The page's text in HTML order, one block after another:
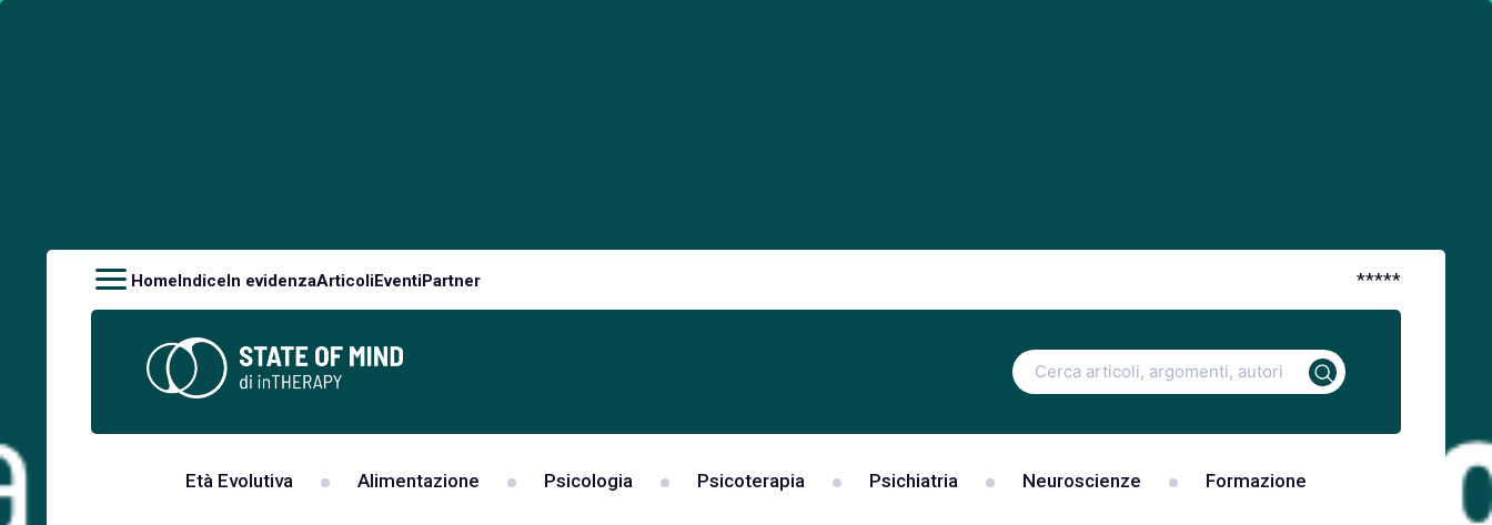
HomeIndiceIn evidenzaArticoliEventiPartner *****
Ricerca
per:
Età Evolutiva Alimentazione Psicologia Psicoterapia Psichiatria Neuroscienze Formazione